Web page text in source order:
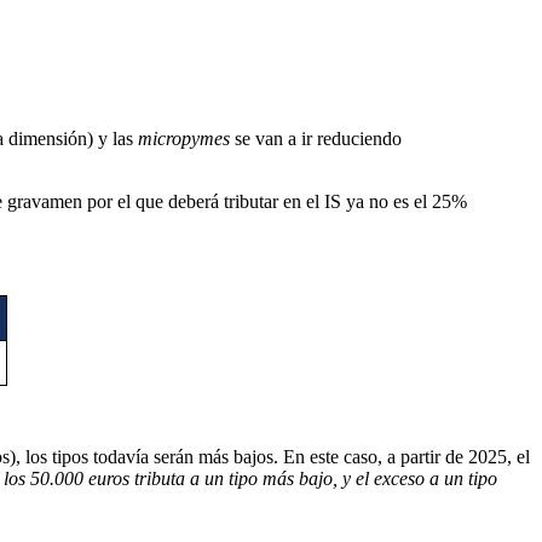
dimensión) y las micropymes se van a ir reduciendo
por el que deberá tributar en el IS ya no es el 25%
los tipos todavía serán más bajos. En este caso, a partir de 2025, el
50.000 euros tributa a un tipo más bajo, y el exceso a un tipo